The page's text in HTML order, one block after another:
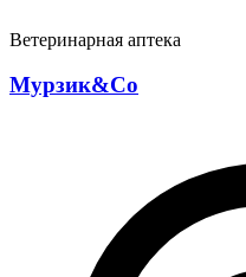
Ветеринарная аптека
Мурзик&Со